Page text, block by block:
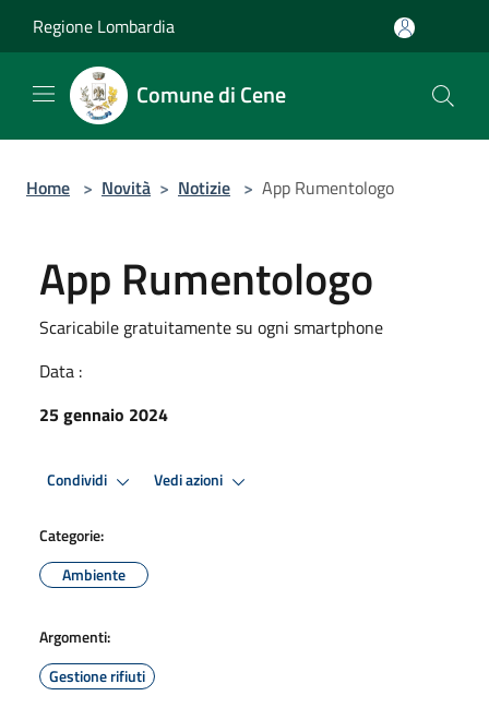
Regione Lombardia
Comune di Cene
Home > Novità > Notizie > App Rumentologo
App Rumentologo
Scaricabile gratuitamente su ogni smartphone
Data :
25 gennaio 2024
Condividi Vedi azioni
Categorie:
Ambiente
Argomenti:
Gestione rifiuti